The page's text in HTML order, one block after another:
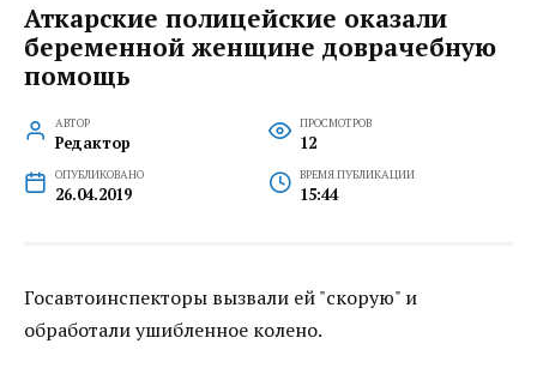
Аткарские полицейские оказали
беременной женщине доврачебную
помощь
АВТОР
Редактор
ПРОСМОТРОВ
12
ОПУБЛИКОВАНО
26.04.2019
ВРЕМЯ ПУБЛИКАЦИИ
15:44
Госавтоинспекторы вызвали ей "скорую" и
обработали ушибленное колено.